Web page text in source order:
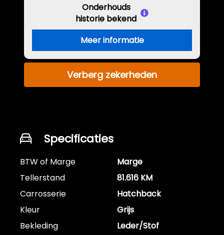
Onderhouds
historie bekend
Meer informatie
Verberg zekerheden
Specificaties
BTW of Marge
Marge
Tellerstand
81.616 KM
Carrosserie
Hatchback
Kleur
Grijs
Bekleding
Leder/Stof